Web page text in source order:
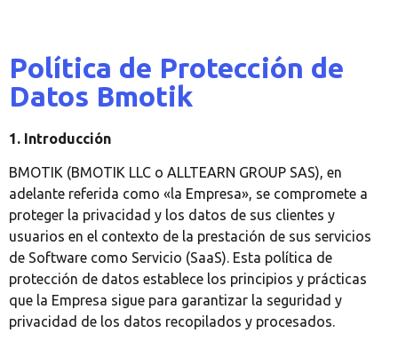
Política de Protección de
Datos Bmotik
1. Introducción
BMOTIK (BMOTIK LLC o ALLTEARN GROUP SAS), en
adelante referida como «la Empresa», se compromete a
proteger la privacidad y los datos de sus clientes y
usuarios en el contexto de la prestación de sus servicios
de Software como Servicio (SaaS). Esta política de
protección de datos establece los principios y prácticas
que la Empresa sigue para garantizar la seguridad y
privacidad de los datos recopilados y procesados.